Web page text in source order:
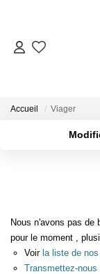
Accueil Viager
Budget max
Nous n'avons pas de
pour le moment ,
Voir la liste de
Transmettez-nous